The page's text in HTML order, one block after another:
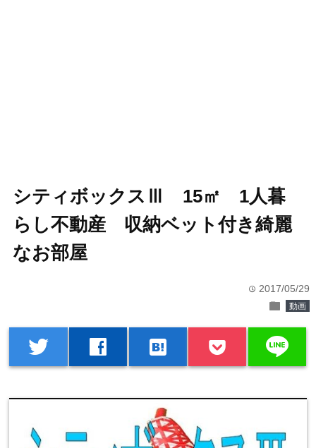
シティボックスⅢ 15㎡ 1人暮
らし不動産 収納ベット付き綺麗
なお部屋
time 2017/05/29
folder 動画
twitter facebook hatenabookmark line